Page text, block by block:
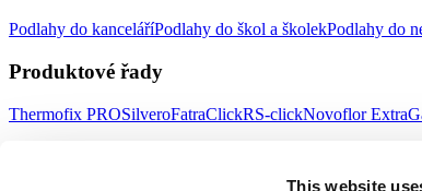
This website
Podlahy do kanceláříPodlahy do škol a školekPodlahy do
Produktové řady
Thermofix PROSilveroFatraClickRS-clickNovoflor Extra